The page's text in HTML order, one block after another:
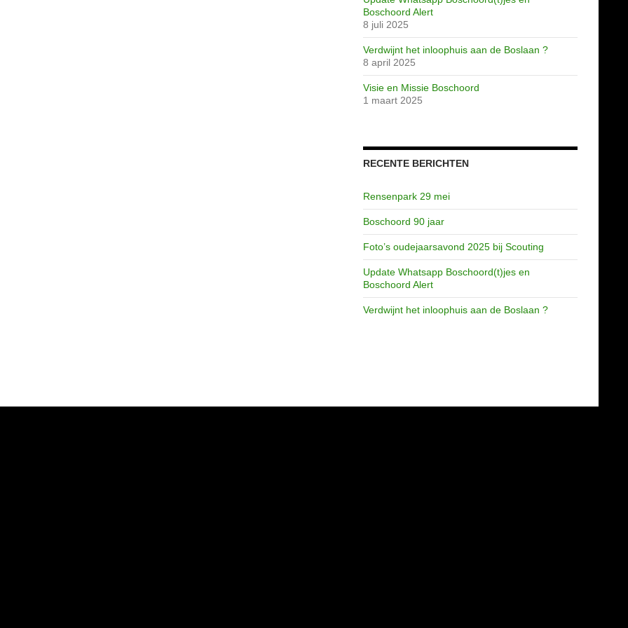
Boschoord Alert
8 juli 2025
Verdwijnt het inloophuis aan de Boslaan ?
8 april 2025
Visie en Missie Boschoord
1 maart 2025
RECENTE BERICHTEN
Rensenpark 29 mei
Boschoord 90 jaar
Foto’s oudejaarsavond 2025 bij Scouting
Update Whatsapp Boschoord(t)jes en
Boschoord Alert
Verdwijnt het inloophuis aan de Boslaan ?